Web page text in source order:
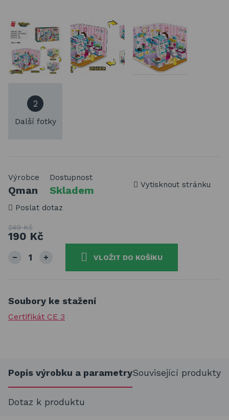
2
Další fotky
Výrobce
Qman
Dostupnost
Skladem Vytisknout stránku
Poslat dotaz
249 Kč
190 Kč
VLOŽIT DO KOŠÍKU
Soubory ke stažení
Certifikát CE 3
Popis výrobku a parametrySouvisející produkty
Dotaz k produktu